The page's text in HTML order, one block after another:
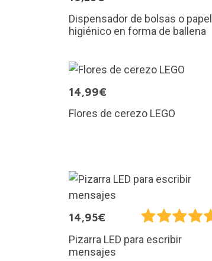
Dispensador de bolsas o papel
higiénico en forma de ballena
14,99€
Flores de cerezo LEGO
14,95€
Pizarra LED para escribir
mensajes